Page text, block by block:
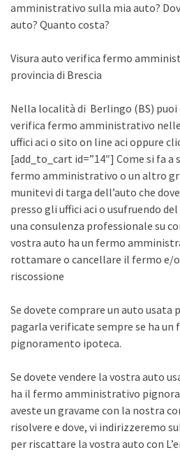
amministrativo sulla mia auto?
auto? Quanto costa?
Visura auto verifica fermo
provincia di Brescia
Nella località di Berlingo (BS) puoi
verifica fermo amministrativo
uffici aci o sito on line aci oppure
[add_to_cart id=”14″] Come si fa a
fermo amministrativo o un altro
munitevi di targa dell’auto che
presso gli uffici aci o usufruendo
una consulenza professionale su
vostra auto ha un fermo
rottamare o cancellare il fermo e/
riscossione
Se dovete comprare un auto usata
pagarla verificate sempre se ha
pignoramento ipoteca.
Se dovete vendere la vostra auto
ha il fermo amministrativo
aveste un gravame con la nostra
risolvere e dove, vi indirizzeremo
per riscattare la vostra auto con